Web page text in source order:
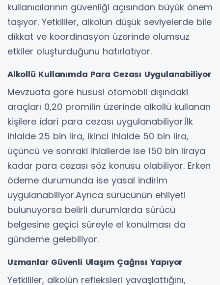
kullanıcılarının güvenliği açısından büyük önem
taşıyor. Yetkililer, alkolün düşük seviyelerde bile
dikkat ve koordinasyon üzerinde olumsuz
etkiler oluşturduğunu hatırlatıyor.
Alkollü Kullanımda Para Cezası Uygulanabiliyor
Mevzuata göre hususi otomobil dışındaki
araçları 0,20 promilin üzerinde alkollü kullanan
kişilere idari para cezası uygulanabiliyor.İlk
ihlalde 25 bin lira, ikinci ihlalde 50 bin lira,
üçüncü ve sonraki ihlallerde ise 150 bin liraya
kadar para cezası söz konusu olabiliyor. Erken
ödeme durumunda ise yasal indirim
uygulanabiliyor.Ayrıca sürücünün ehliyeti
bulunuyorsa belirli durumlarda sürücü
belgesine geçici süreyle el konulması da
gündeme gelebiliyor.
Uzmanlar Güvenli Ulaşım Çağrısı Yapıyor
Yetkililer, alkolün refleksleri yavaşlattığını,